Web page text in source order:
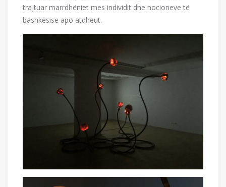
trajtuar marrdhëniet mes individit dhe nocioneve të
bashkësise apo atdheut.